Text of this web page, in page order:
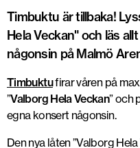
Timbuktu är tillbaka!
Hela Veckan" och läs
någonsin på Malmö
Timbuktufirar våren på
”Valborg Hela Veckan” och
egna konsert någonsin.
Den nya låten ”Valborg